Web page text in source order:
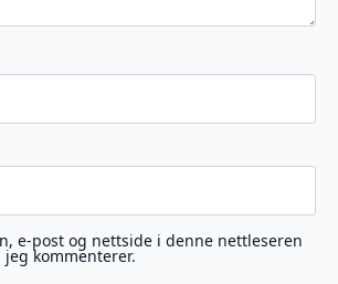
e-post og nettside i denne nettleseren
kommenterer.